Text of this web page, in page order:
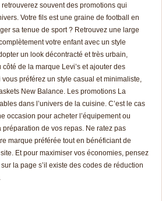
souvent des promotions qui
Votre fils est une graine de football en
sa tenue de sport ? Retrouvez une large
votre enfant avec un style
un look décontracté et très urbain,
de la marque Levi’s et ajouter des
préférez un style casual et minimaliste,
New Balance. Les promotions La
dans l’univers de la cuisine. C’est le cas
occasion pour acheter l’équipement ou
préparation de vos repas. Ne ratez pas
marque préférée tout en bénéficiant de
Et pour maximiser vos économies, pensez
la page s’il existe des codes de réduction